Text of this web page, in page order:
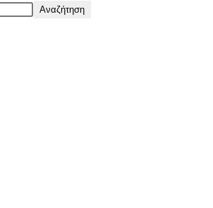
Αναζήτηση